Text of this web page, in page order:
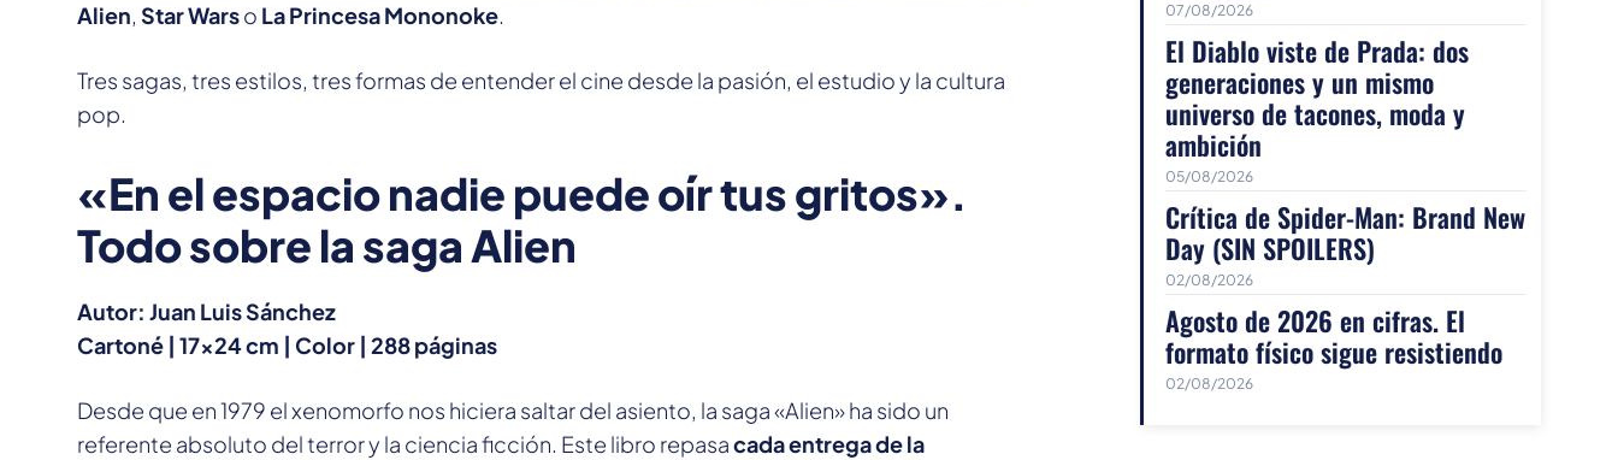
Alien, Star Warso La Princesa Mononoke.
Tres sagas, tres estilos, tres formas de entender el cine desde la pasión, el estudio y la cultura
pop.
«En el espacio nadie puede oír tus gritos».
Todo sobre la saga Alien
Autor: Juan Luis Sánchez
Cartoné | 17×24 cm | Color | 288 páginas
Desde que en 1979 el xenomorfo nos hiciera saltar del asiento, la saga «Alien» ha sido un
referente absoluto del terror y la ciencia ficción. Este libro repasacada entrega de la
07/08/2026
El Diablo viste de Prada: dos
generaciones y un mismo
universo de tacones, moda y
ambición
05/08/2026
Crítica de Spider-Man: Brand New
Day (SIN SPOILERS)
02/08/2026
Agosto de 2026 en cifras. El
formato físico sigue resistiendo
02/08/2026